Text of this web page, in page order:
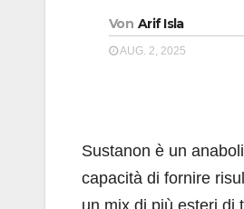
Von Arif Isla
AUG. 2, 2025
Sustanon è un
capacità di fornire
un mix di più esteri di